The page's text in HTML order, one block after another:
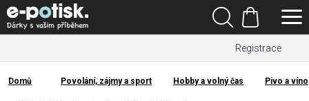
Přejít
na
obsah
Registrace
Hledat
Nákupní
košík
Domů
Domů Povolání, zájmy a sport Hobby a volný čas Pivo a víno